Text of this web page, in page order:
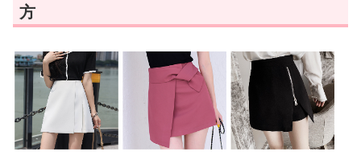
方